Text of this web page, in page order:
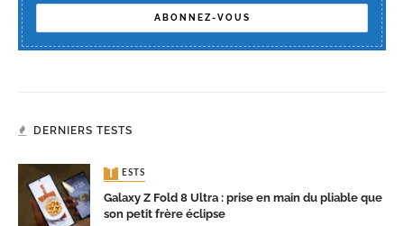
DERNIERS TESTS
TESTS
Galaxy Z Fold 8 Ultra : prise en main du pliable que
son petit frère éclipse